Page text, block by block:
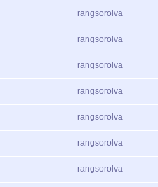
rangsorolva
rangsorolva
rangsorolva
rangsorolva
rangsorolva
rangsorolva
rangsorolva